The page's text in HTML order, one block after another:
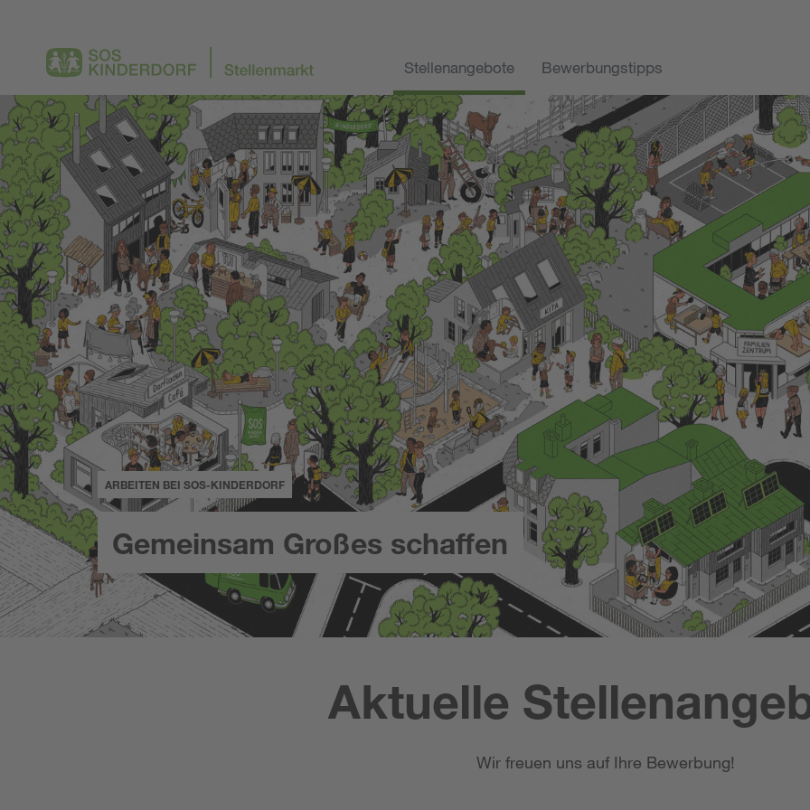
Stellenangebote Bewerbungstipps
ARBEITEN BEI SOS-KINDERDORF
Gemeinsam Großes schaffen
Aktuelle
Wir freuen uns auf Ihre Bewerbung!